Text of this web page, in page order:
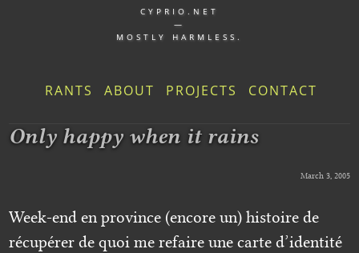
CYPRIO.NET
—
MOSTLY HARMLESS.
RANTS ABOUT PROJECTS CONTACT
Only happy when it rains
March 3, 2005
Week-end en province (encore un) histoire de
récupérer de quoi me refaire une carte d’identité